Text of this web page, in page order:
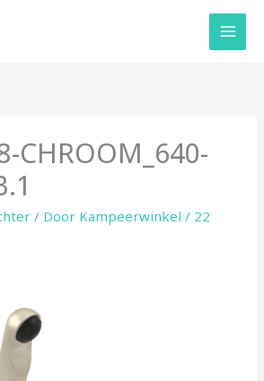
CHROOM_640-
/ Door Kampeerwinkel/ 22